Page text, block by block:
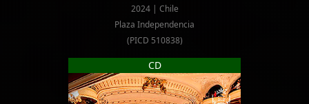
2024 | Chile
Plaza Independencia
(PICD 510838)
CD